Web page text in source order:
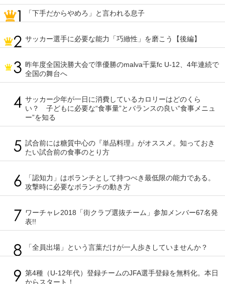
「下手だからやめろ」と言われる息子
サッカー選手に必要な能力「巧緻性」を磨こう【後編】
昨年度全国決勝大会で準優勝のmalva千葉fc U-12、4年連続で
全国の舞台へ
サッカー少年が一日に消費しているカロリーはどのくら
い？ 子どもに必要な“食事量”とバランスの良い“食事メニュ
ー”を知る
試合前には糖質中心の『単品料理』がオススメ。知っておき
たい試合前の食事のとり方
「認知力」はボランチとして持つべき最低限の能力である。
攻撃時に必要なボランチの動き方
ワーチャレ2018「街クラブ選抜チーム」参加メンバー67名発
表!!
「全員出場」という言葉だけが一人歩きしていませんか？
第4種（U-12年代）登録チームのJFA選手登録を無料化。本日
からスタート！